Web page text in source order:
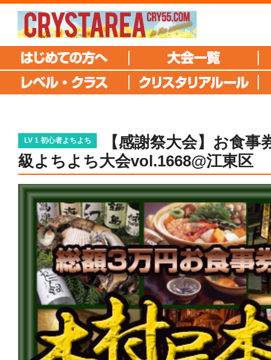
LV 1 初心者よちよち
【感謝祭大会】お食事
級よちよち大会vol.1668@江東区